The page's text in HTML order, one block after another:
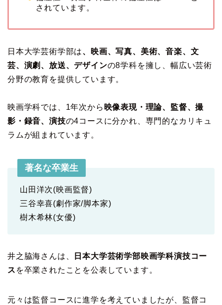
されています。
日本大学芸術学部は、映画、写真、美術、音楽、文
芸、演劇、放送、デザインの8学科を擁し、幅広い芸術
分野の教育を提供しています。
映画学科では、1年次から 映像表現・理論、監督、撮
影・録音、演技の4コースに分かれ、専門的なカリキュ
ラムが組まれています。
著名な卒業生
山田洋次(映画監督)
三谷幸喜(劇作家/脚本家)
樹木希林(女優)
井之脇海さんは、
日本大学芸術学部映画学科演技コー
ス を卒業されたことを公表しています。
元々は監督コースに進学を考えていましたが、監督コ